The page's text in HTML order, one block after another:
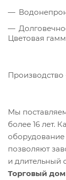
Цветовая
Производство
Мы
более 16 лет.
оборудование
позволяют
и длительный
Торговый дом